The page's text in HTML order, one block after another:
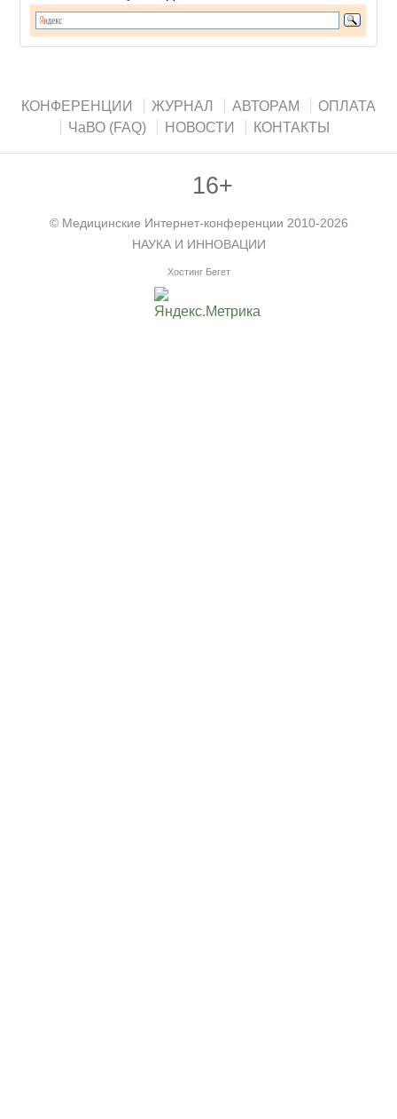
КОНФЕРЕНЦИИ ЖУРНАЛ АВТОРАМ
ОПЛАТА
ЧаВО (FAQ)
НОВОСТИ КОНТАКТЫ
16+
© Медицинские Интернет-конференции 2010-2026
НАУКА И ИННОВАЦИИ
Хостинг Бегет